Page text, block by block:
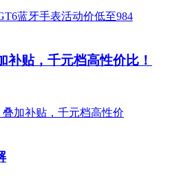
补贴，千元档高性价比！